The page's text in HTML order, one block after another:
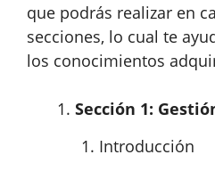
que podrás realizar en
secciones, lo cual te
los conocimientos
Sección 1:
Introducción